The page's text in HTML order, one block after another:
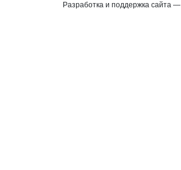
Разработка и поддержка сайта —